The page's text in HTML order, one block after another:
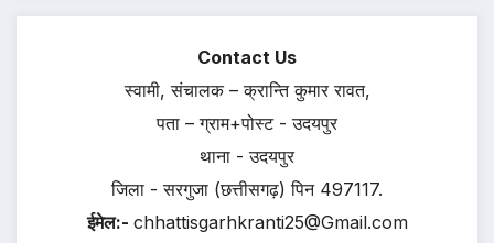
Contact Us
स्वामी, संचालक – क्रान्ति कुमार रावत,
पता – ग्राम+पोस्ट - उदयपुर
थाना - उदयपुर
जिला - सरगुजा (छत्तीसगढ़) पिन 497117.
ईमेल:- chhattisgarhkranti25@Gmail.com